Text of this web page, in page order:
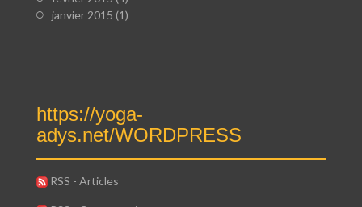
janvier 2015 (1)
https://yoga-
adys.net/WORDPRESS
RSS - Articles